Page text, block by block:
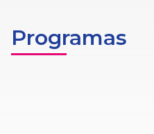
Programas